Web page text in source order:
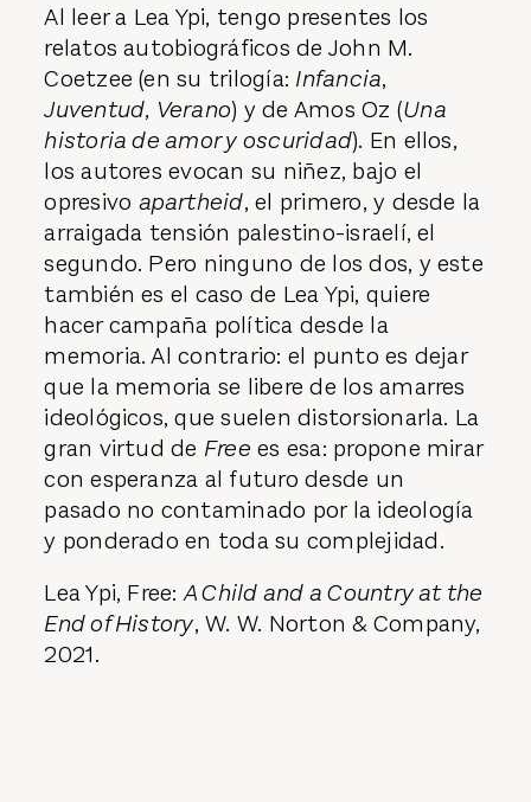
Al leer a Lea Ypi, tengo presentes los
relatos autobiográficos de John M.
Coetzee (en su trilogía: Infancia,
Juventud, Verano) y de Amos Oz (Una
historia de amor y oscuridad). En ellos,
los autores evocan su niñez, bajo el
opresivo apartheid, el primero, y desde la
arraigada tensión palestino-israelí, el
segundo. Pero ninguno de los dos, y este
también es el caso de Lea Ypi, quiere
hacer campaña política desde la
memoria. Al contrario: el punto es dejar
que la memoria se libere de los amarres
ideológicos, que suelen distorsionarla. La
gran virtud de Free es esa: propone mirar
con esperanza al futuro desde un
pasado no contaminado por la ideología
y ponderado en toda su complejidad.
Lea Ypi, Free:A Child and a Country at the
End of History, W. W. Norton & Company,
2021.